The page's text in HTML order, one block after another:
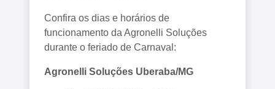
Confira os dias e horários de
funcionamento da Agronelli Soluções
durante o feriado de Carnaval:
Agronelli Soluções Uberaba/MG